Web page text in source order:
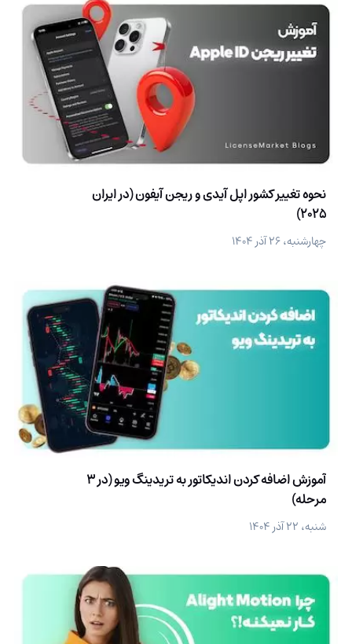
نحوه تغییر کشور اپل آیدی و ریجن آیفون (در ایران
2025)
چهارشنبه، ۲۶ آذر ۱۴۰۴
آموزش اضافه کردن اندیکاتور به تریدینگ ویو (در 3
مرحله)
شنبه، ۲۲ آذر ۱۴۰۴